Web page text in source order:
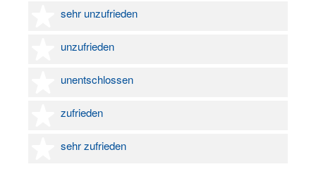
sehr unzufrieden
1 Stern
unzufrieden
2 Sterne
unentschlossen
3 Sterne
zufrieden
4 Sterne
sehr zufrieden
5 Sterne